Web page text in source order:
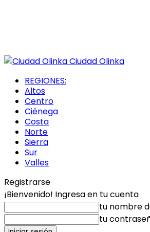
Ciudad Olinka
REGIONES:
Altos
Centro
Ciénega
Costa
Norte
Sierra
Sur
Valles
Registrarse
¡Bienvenido! Ingresa en tu cuenta
tu nombre
tu